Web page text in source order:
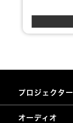
プロジェクター
オーディオ